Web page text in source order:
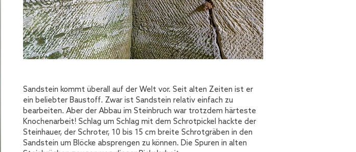
Sandstein kommt überall auf der Welt vor. Seit alten Zeiten ist er
ein beliebter Baustoff. Zwar ist Sandstein relativ einfach zu
bearbeiten. Aber der Abbau im Steinbruch war trotzdem härteste
Knochenarbeit! Schlag um Schlag mit dem Schrotpickel hackte der
Steinhauer, der Schroter, 10 bis 15 cm breite Schrotgräben in den
Sandstein um Blöcke absprengen zu können. Die Spuren in alten